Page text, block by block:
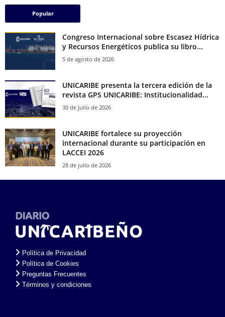
Popular
Congreso Internacional sobre Escasez Hídrica
y Recursos Energéticos publica su libro...
5 de agosto de 2026
UNICARIBE presenta la tercera edición de la
revista GPS UNICARIBE: Institucionalidad...
30 de julio de 2026
UNICARIBE fortalece su proyección
internacional durante su participación en
LACCEI 2026
28 de julio de 2026
Política de Privacidad
Política de Cookies
Preguntas Frecuentes
Términos y condiciones